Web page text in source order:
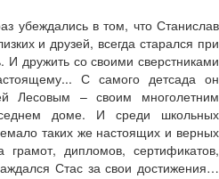
убеждались в том, что Станислав
и друзей, всегда старался при
И дружить со своими сверстниками
С самого детсада он
Лесовым – своим многолетним
доме. И среди школьных
таких же настоящих и верных
дипломов, сертификатов,
Стас за свои достижения…